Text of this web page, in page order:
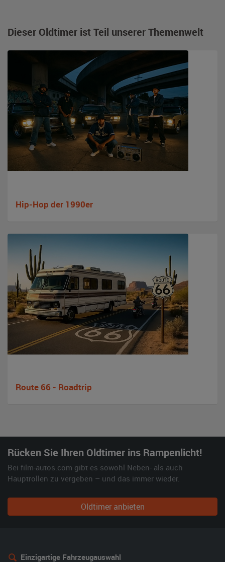
Dieser Oldtimer ist Teil unserer Themenwelt
Hip-Hop der 1990er
Route 66 - Roadtrip
Rücken Sie Ihren Oldtimer ins Rampenlicht!
Bei film-autos.com gibt es sowohl Neben- als auch
Hauptrollen zu vergeben – und das immer wieder.
Oldtimer anbieten
Einzigartige Fahrzeugauswahl